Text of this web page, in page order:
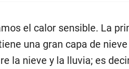
el calor sensible. La
una gran capa de
la nieve y la lluvia; es